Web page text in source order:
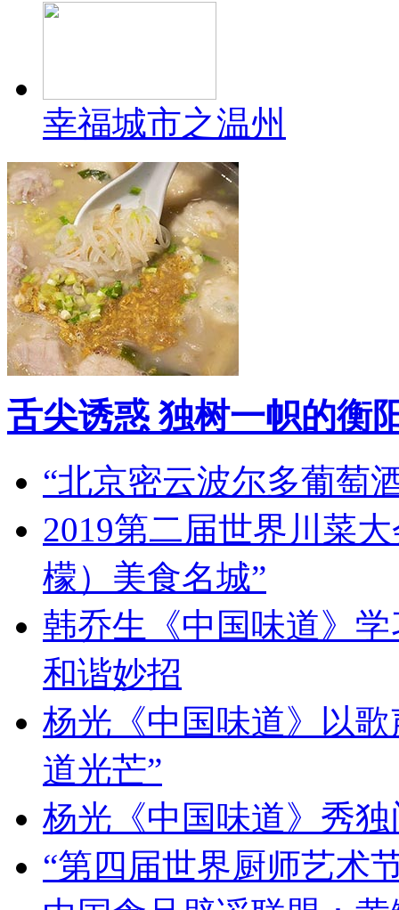
幸福城市之温州
舌尖诱惑 独树一帜的衡
“北京密云波尔多葡萄
2019第二届世界川菜
檬）美食名城”
韩乔生《中国味道》
和谐妙招
杨光《中国味道》以
道光芒”
杨光《中国味道》秀
“第四届世界厨师艺术